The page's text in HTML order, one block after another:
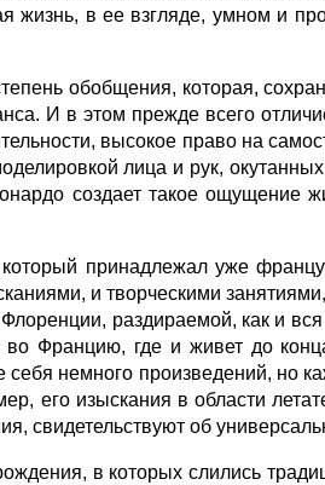
жизнь, в ее взгляде, умном и
обобщения, которая,
И в этом прежде всего
высокое право на
лица и рук,
создает такое ощущение
принадлежал уже
и творческими
раздираемой, как и
во Францию, где и живет до
себя немного произведений, но
его изыскания в области
свидетельствуют об
в которых слились